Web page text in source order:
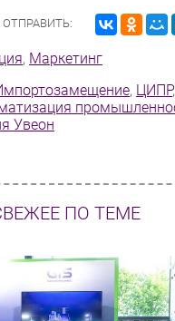
ОТПРАВИТЬ:
, Маркетинг
, ЦИПР,
Увеон
ПО ТЕМЕ